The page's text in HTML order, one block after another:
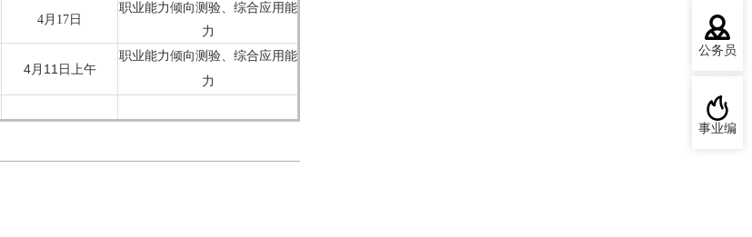
4月17日
职业能力倾向测验、综合应用能
力
4月11日上午
职业能力倾向测验、综合应用能
力
公务员
事业编